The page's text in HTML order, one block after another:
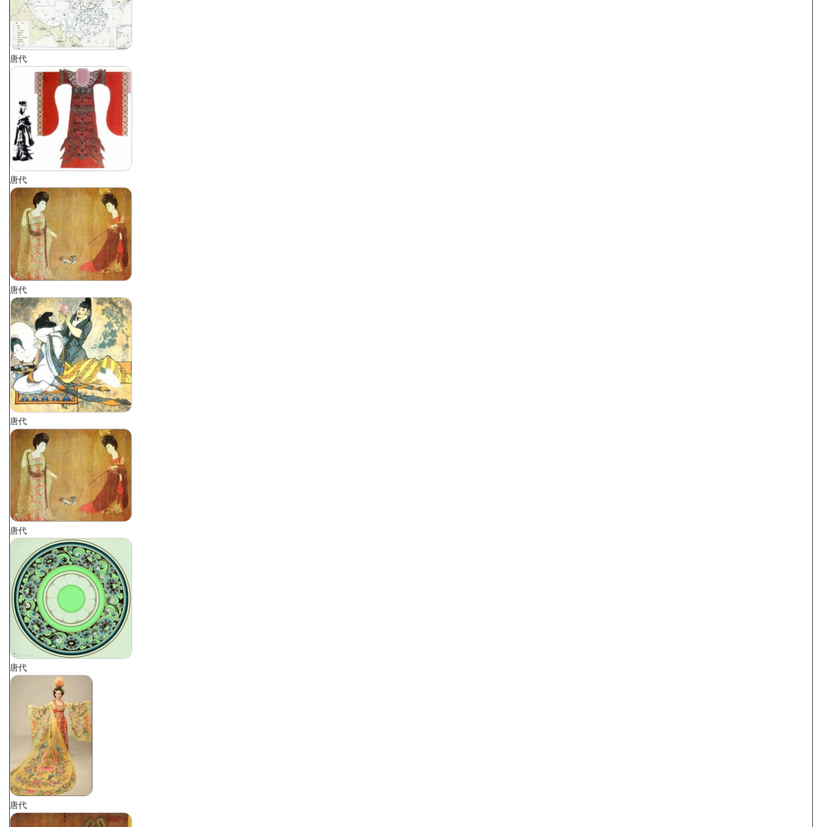
唐代
唐代
唐代
唐代
唐代
唐代
唐代